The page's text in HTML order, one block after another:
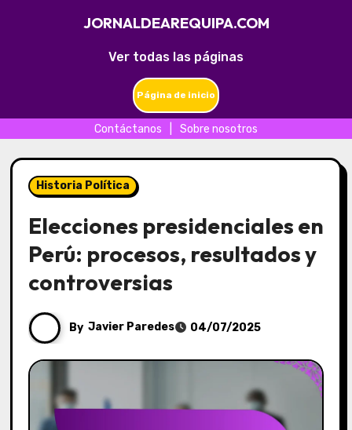
Ver todas las páginas
JORNALDEAREQUIPA.COM
Página de inicio
Contáctanos Sobre nosotros
to
contentHistoria Política
Elecciones presidenciales en
Perú: procesos, resultados y
controversias
By Javier Paredes 04/07/2025